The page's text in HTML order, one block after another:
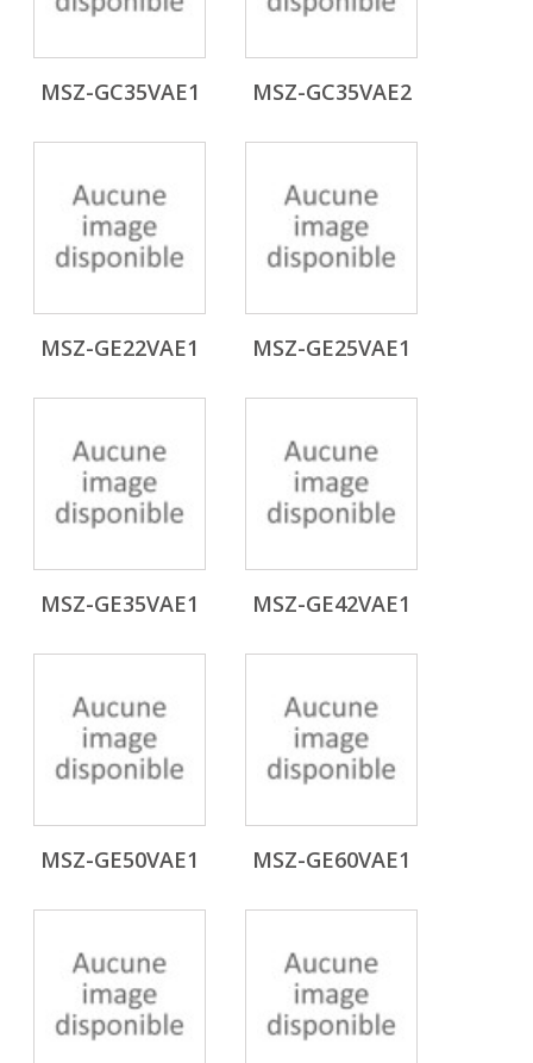
MSZ-GC35VAE1 MSZ-GC35VAE2
MSZ-GE22VAE1 MSZ-GE25VAE1
MSZ-GE35VAE1 MSZ-GE42VAE1
MSZ-GE50VAE1 MSZ-GE60VAE1